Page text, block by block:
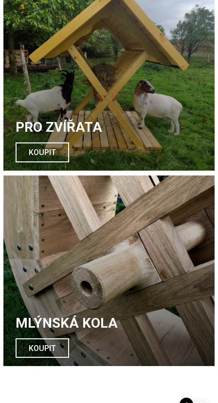
PRO ZVÍŘATA
KOUPIT
MLÝNSKÁ KOLA
KOUPIT